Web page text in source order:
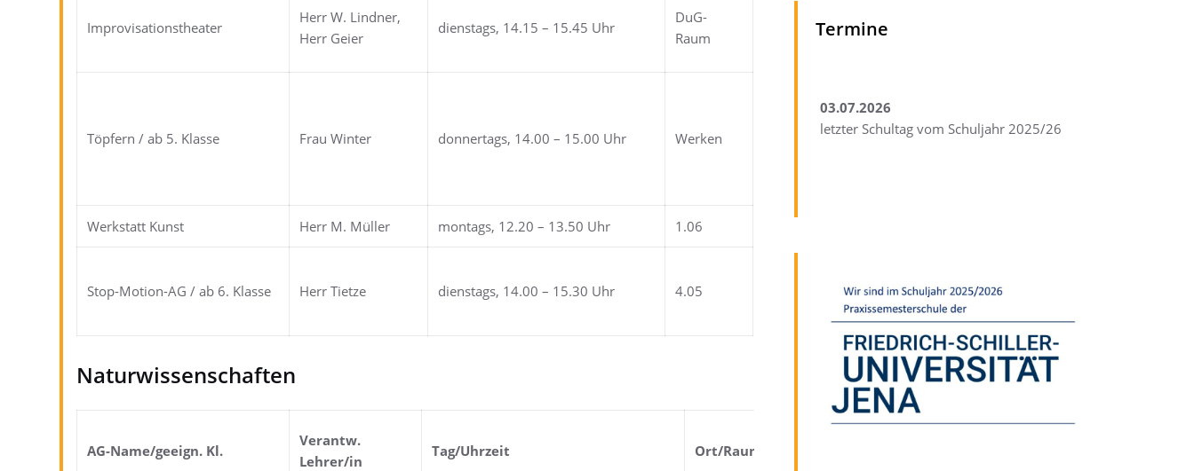
Improvisationstheater
Herr W. Lindner,
Herr Geier
dienstags, 14.15 – 15.45 Uhr
DuG-
Raum
Töpfern / ab 5. Klasse Frau Winter donnertags, 14.00 – 15.00 Uhr Werken
Werkstatt Kunst Herr M. Müller montags, 12.20 – 13.50 Uhr 1.06
Stop-Motion-AG / ab 6. Klasse Herr Tietze dienstags, 14.00 – 15.30 Uhr 4.05
Naturwissenschaften
AG-Name/geeign. Kl.
Verantw.
Lehrer/in
Tag/Uhrzeit Ort/Raum
Termine
03.07.2026
letzter Schultag vom Schuljahr 2025/26